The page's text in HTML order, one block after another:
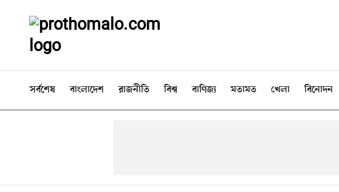
সর্বশেষ বাংলাদেশ রাজনীতি বিশ্ব বাণিজ্য মতামত খেলা বিনোদন